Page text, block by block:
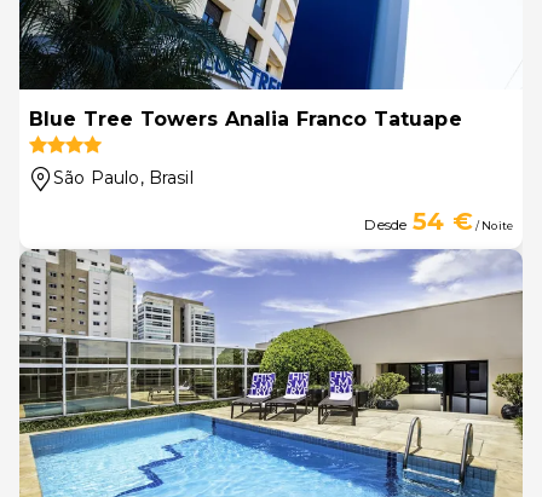
Blue Tree Towers Analia Franco Tatuape
São Paulo, Brasil
Desde 54 €/ Noite